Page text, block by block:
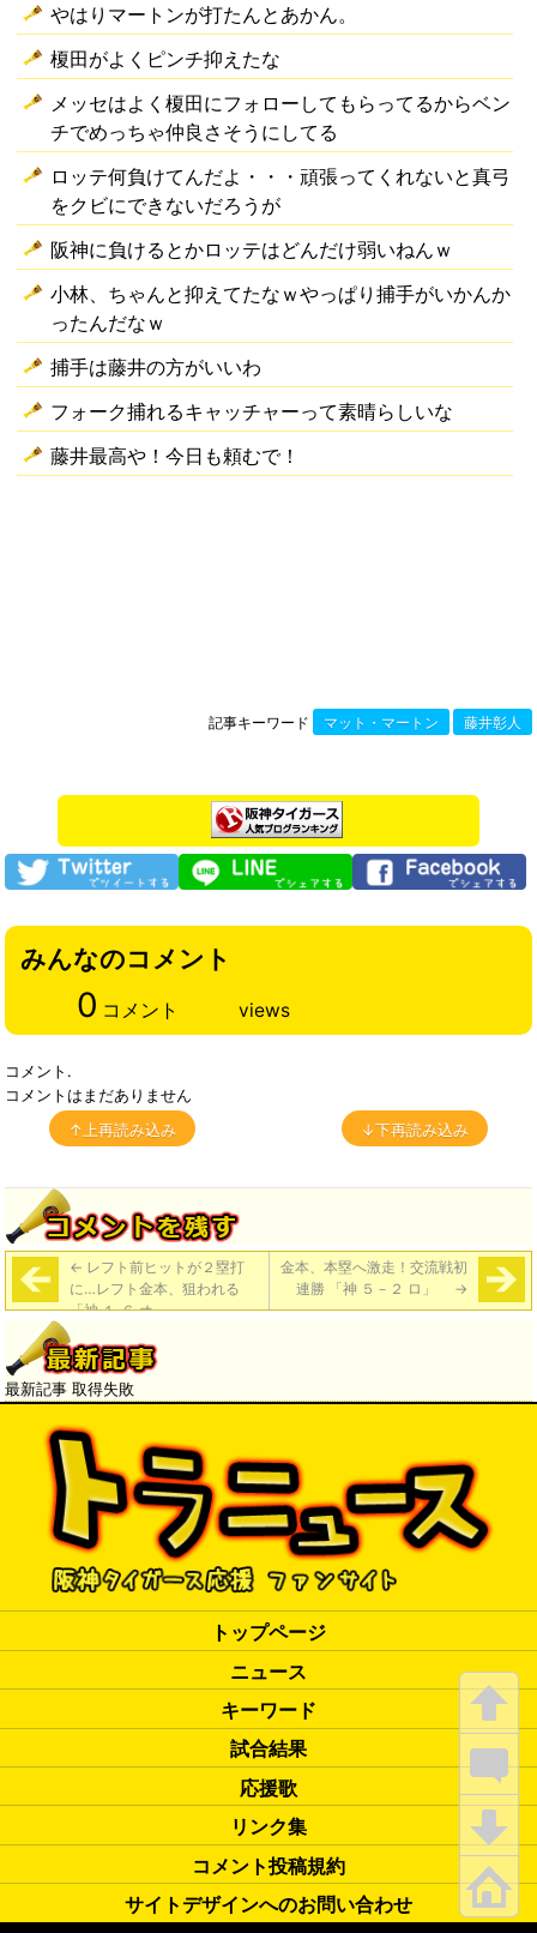
やはりマートンが打たんとあかん。
榎田がよくピンチ抑えたな
メッセはよく榎田にフォローしてもらってるからベン
チでめっちゃ仲良さそうにしてる
ロッテ何負けてんだよ・・・頑張ってくれないと真弓
をクビにできないだろうが
阪神に負けるとかロッテはどんだけ弱いねんｗ
小林、ちゃんと抑えてたなｗやっぱり捕手がいかんか
ったんだなｗ
捕手は藤井の方がいいわ
フォーク捕れるキャッチャーって素晴らしいな
藤井最高や！今日も頼むで！
記事キーワード マット・マートン 藤井彰人
みんなのコメント
0 コメント views
コメント.
コメントはまだありません
↑上再読み込み
↓下再読み込み
← レフト前ヒットが２塁打
に…レフト金本、狙われる
「神 １‐６ オ」
金本、本塁へ激走！交流戦初
連勝 「神 ５－２ ロ」 →
最新記事 取得失敗
トップページ
ニュース
キーワード
試合結果
応援歌
リンク集
コメント投稿規約
サイトデザインへのお問い合わせ